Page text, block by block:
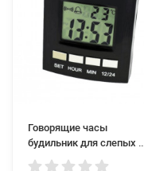
Говорящие часы
будильник для слепых и
слабовидящих